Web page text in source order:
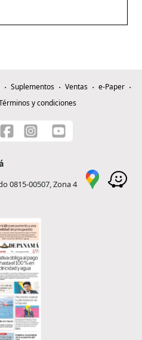
Suplementos Ventas
e-Paper
y condiciones
0815-00507, Zona 4